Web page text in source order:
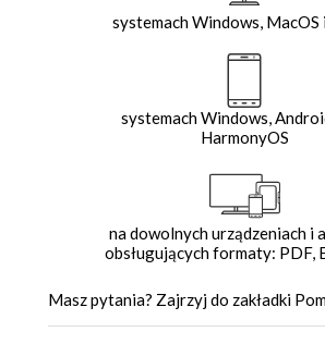
systemach Windows, MacOS
systemach Windows,
HarmonyOS
na dowolnych urządzeniach i
obsługujących formaty: PDF,
Masz pytania? Zajrzyj do zakładki